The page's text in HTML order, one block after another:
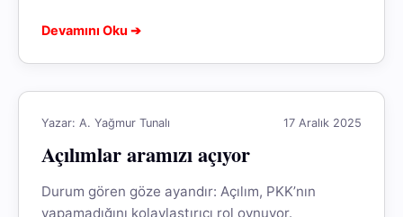
Devamını Oku ➔
Yazar: A. Yağmur Tunalı 17 Aralık 2025
Açılımlar aramızı açıyor
Durum gören göze ayandır: Açılım, PKK’nın
yapamadığını kolaylaştırıcı rol oynuyor.